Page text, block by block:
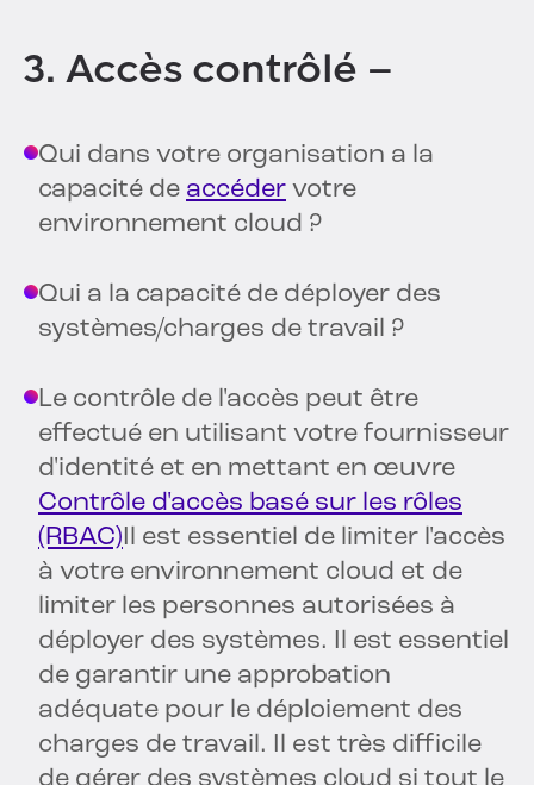
3. Accès contrôlé –
Qui dans votre organisation a la
capacité de accéder votre
environnement cloud ?
Qui a la capacité de déployer des
systèmes/charges de travail ?
Le contrôle de l'accès peut être
effectué en utilisant votre fournisseur
d'identité et en mettant en œuvre
Contrôle d'accès basé sur les rôles
(RBAC)Il est essentiel de limiter l'accès
à votre environnement cloud et de
limiter les personnes autorisées à
déployer des systèmes. Il est essentiel
de garantir une approbation
adéquate pour le déploiement des
charges de travail. Il est très difficile